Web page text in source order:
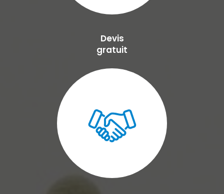
Devis
gratuit